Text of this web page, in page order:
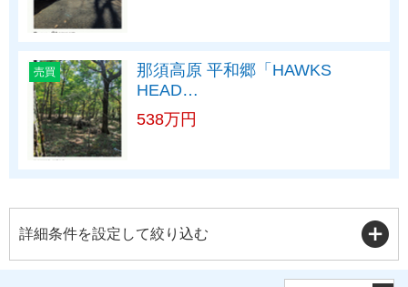
売買
那須高原 平和郷「HAWKS
HEAD…
538万円
詳細条件を設定して絞り込む